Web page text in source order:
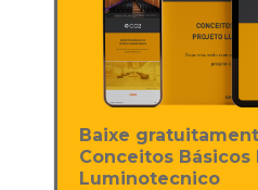
Baixe
Conceitos Básicos
Luminotecnico